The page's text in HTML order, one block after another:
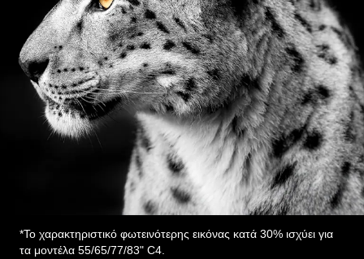
*Το χαρακτηριστικό φωτεινότερης εικόνας κατά 30% ισχύει για
τα μοντέλα 55/65/77/83" C4.
**Η φωτεινότητα διαφέρει ανάλογα με τη σειρά και το μέγεθος.
***Οι εικόνες στην οθόνη είναι προσομοίωση.